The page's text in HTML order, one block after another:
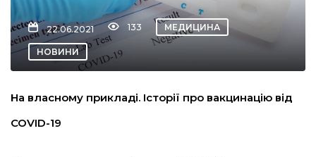
22.06.2021 133 МЕДИЦИНА
НОВИНИ
На власному прикладі. Історії про вакцинацію від
COVID-19